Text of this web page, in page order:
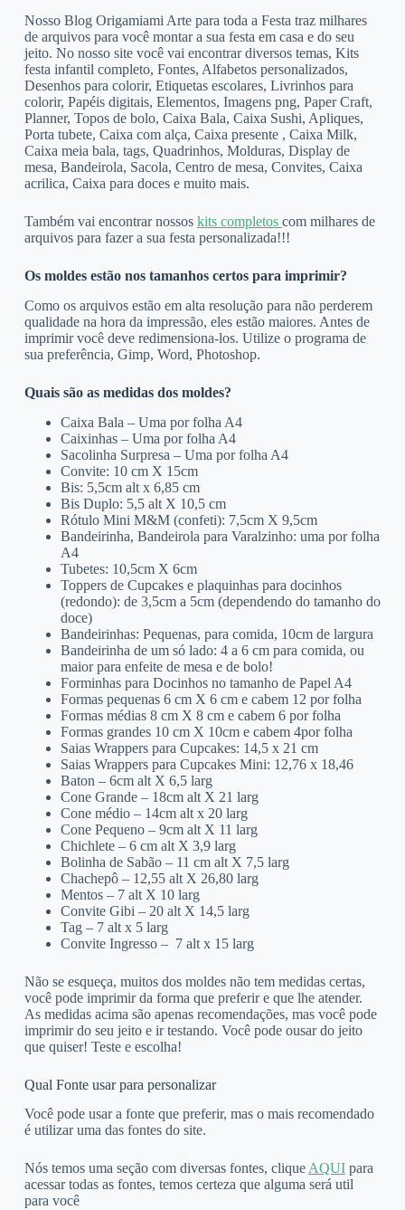
Nosso Blog Origamiami Arte para toda a Festa traz milhares
de arquivos para você montar a sua festa em casa e do seu
jeito. No nosso site você vai encontrar diversos temas, Kits
festa infantil completo, Fontes, Alfabetos personalizados,
Desenhos para colorir, Etiquetas escolares, Livrinhos para
colorir, Papéis digitais, Elementos, Imagens png, Paper Craft,
Planner, Topos de bolo, Caixa Bala, Caixa Sushi, Apliques,
Porta tubete, Caixa com alça, Caixa presente , Caixa Milk,
Caixa meia bala, tags, Quadrinhos, Molduras, Display de
mesa, Bandeirola, Sacola, Centro de mesa, Convites, Caixa
acrilica, Caixa para doces e muito mais.
Também vai encontrar nossos kits completos com milhares de
arquivos para fazer a sua festa personalizada!!!
Os moldes estão nos tamanhos certos para imprimir?
Como os arquivos estão em alta resolução para não perderem
qualidade na hora da impressão, eles estão maiores. Antes de
imprimir você deve redimensiona-los. Utilize o programa de
sua preferência, Gimp, Word, Photoshop.
Quais são as medidas dos moldes?
Caixa Bala – Uma por folha A4
Caixinhas – Uma por folha A4
Sacolinha Surpresa – Uma por folha A4
Convite: 10 cm X 15cm
Bis: 5,5cm alt x 6,85 cm
Bis Duplo: 5,5 alt X 10,5 cm
Rótulo Mini M&M (confeti): 7,5cm X 9,5cm
Bandeirinha, Bandeirola para Varalzinho: uma por folha
A4
Tubetes: 10,5cm X 6cm
Toppers de Cupcakes e plaquinhas para docinhos
(redondo): de 3,5cm a 5cm (dependendo do tamanho do
doce)
Bandeirinhas: Pequenas, para comida, 10cm de largura
Bandeirinha de um só lado: 4 a 6 cm para comida, ou
maior para enfeite de mesa e de bolo!
Forminhas para Docinhos no tamanho de Papel A4
Formas pequenas 6 cm X 6 cm e cabem 12 por folha
Formas médias 8 cm X 8 cm e cabem 6 por folha
Formas grandes 10 cm X 10cm e cabem 4por folha
Saias Wrappers para Cupcakes: 14,5 x 21 cm
Saias Wrappers para Cupcakes Mini: 12,76 x 18,46
Baton – 6cm alt X 6,5 larg
Cone Grande – 18cm alt X 21 larg
Cone médio – 14cm alt x 20 larg
Cone Pequeno – 9cm alt X 11 larg
Chichlete – 6 cm alt X 3,9 larg
Bolinha de Sabão – 11 cm alt X 7,5 larg
Chachepô – 12,55 alt X 26,80 larg
Mentos – 7 alt X 10 larg
Convite Gibi – 20 alt X 14,5 larg
Tag – 7 alt x 5 larg
Convite Ingresso – 7 alt x 15 larg
Não se esqueça, muitos dos moldes não tem medidas certas,
você pode imprimir da forma que preferir e que lhe atender.
As medidas acima são apenas recomendações, mas você pode
imprimir do seu jeito e ir testando. Você pode ousar do jeito
que quiser! Teste e escolha!
Qual Fonte usar para personalizar
Você pode usar a fonte que preferir, mas o mais recomendado
é utilizar uma das fontes do site.
Nós temos uma seção com diversas fontes, clique AQUIpara
acessar todas as fontes, temos certeza que alguma será util
para você